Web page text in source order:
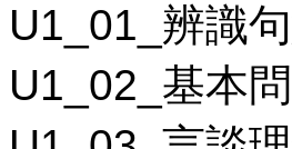
U1_01_辨識
U1_02_基本